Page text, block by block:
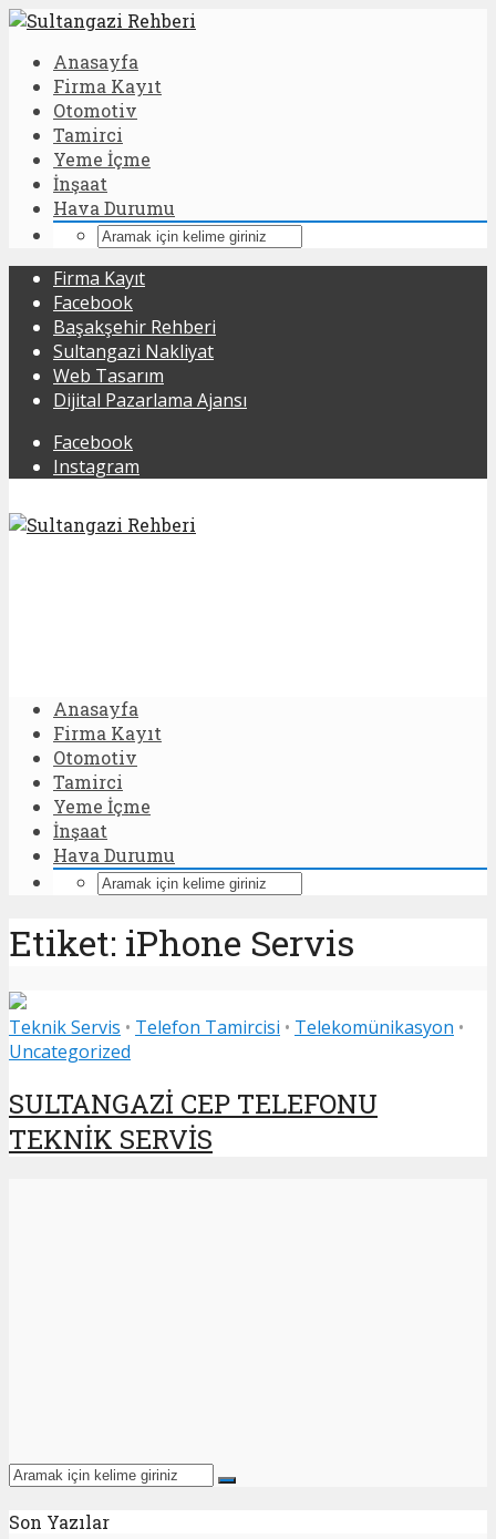
Anasayfa
Firma Kayıt
Otomotiv
Tamirci
Yeme İçme
İnşaat
Hava Durumu
Firma Kayıt
Facebook
Başakşehir Rehberi
Sultangazi Nakliyat
Web Tasarım
Dijital Pazarlama Ajansı
Facebook
Instagram
Anasayfa
Firma Kayıt
Otomotiv
Tamirci
Yeme İçme
İnşaat
Hava Durumu
Etiket: iPhone Servis
Teknik Servis • Telefon Tamircisi • Telekomünikasyon •
Uncategorized
SULTANGAZİ CEP TELEFONU
TEKNİK SERVİS
Son Yazılar